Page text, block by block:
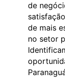
de
de mais
no setor